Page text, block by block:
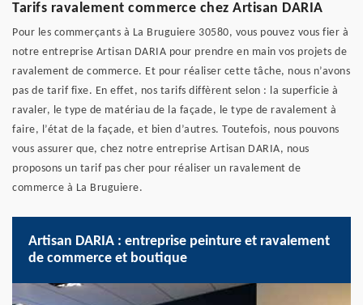
Tarifs ravalement commerce chez Artisan DARIA
Pour les commerçants à La Bruguiere 30580, vous pouvez vous fier à
notre entreprise Artisan DARIA pour prendre en main vos projets de
ravalement de commerce. Et pour réaliser cette tâche, nous n’avons
pas de tarif fixe. En effet, nos tarifs diffèrent selon : la superficie à
ravaler, le type de matériau de la façade, le type de ravalement à
faire, l’état de la façade, et bien d’autres. Toutefois, nous pouvons
vous assurer que, chez notre entreprise Artisan DARIA, nous
proposons un tarif pas cher pour réaliser un ravalement de
commerce à La Bruguiere.
Artisan DARIA : entreprise peinture et ravalement
de commerce et boutique